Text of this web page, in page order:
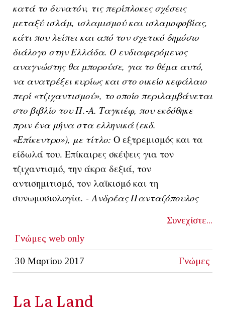
κατά το δυνατόν, τις περίπλοκες σχέσεις
μεταξύ ισλάμ, ισλαμισμού και ισλαμοφοβίας,
κάτι που λείπει και από τον σχετικό δημόσιο
διάλογο στην Ελλάδα. Ο ενδιαφερόμενος
αναγνώστης θα μπορούσε, για το θέμα αυτό,
να ανατρέξει κυρίως και στο οικείο κεφάλαιο
περί «τζιχαντισμού», το οποίο περιλαμβάνεται
στο βιβλίο του Π.-Α. Ταγκιέφ, που εκδόθηκε
πριν ένα μήνα στα ελληνικά (εκδ.
«Επίκεντρο»), με τίτλο: Ο εξτρεμισμός και τα
είδωλά του. Επίκαιρες σκέψεις για τον
τζιχαντισμό, την άκρα δεξιά, τον
αντισημιτισμό, τον λαϊκισμό και τη
συνωμοσιολογία. - Ανδρέας Πανταζόπουλος
Συνεχίστε...
Γνώμες web only
30 Μαρτίου 2017 Γνώμες
La La Land